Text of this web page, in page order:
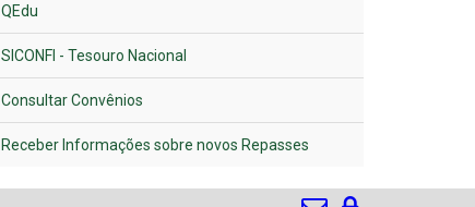
QEdu
SICONFI - Tesouro Nacional
Consultar Convênios
Receber Informações sobre novos Repasses